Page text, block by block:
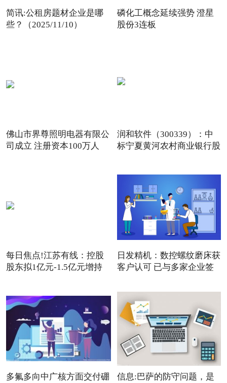
简讯:公租房题材企业是哪
些？（2025/11/10）
磷化工概念延续强势 澄星
股份3连板
佛山市界尊照明电器有限公
司成立 注册资本100万人
润和软件（300339）：中
标宁夏黄河农村商业银行股
每日焦点!江苏有线：控股
股东拟1亿元-1.5亿元增持
日发精机：数控螺纹磨床获
客户认可 已与多家企业签
多氟多向中广核方面交付硼
信息:巴萨的防守问题，是